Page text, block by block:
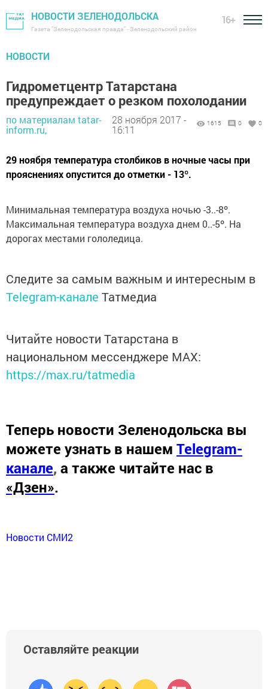
НОВОСТИ ЗЕЛЕНОДОЛЬСКА
Газета "Зеленодольская правда" - Зеленодольский район
16+
НОВОСТИ
Гидрометцентр Татарстана
предупреждает о резком похолодании
по материалам tatar-
inform.ru,
28 ноября 2017 -
16:11
1615 0 0
29 ноября температура столбиков в ночные часы при
прояснениях опустится до отметки - 13º.
Минимальная температура воздуха ночью -3..-8º.
Максимальная температура воздуха днем 0..-5º. На
дорогах местами гололедица.
Следите за самым важным и интересным в
Telegram-канале Татмедиа
Читайте новости Татарстана в
национальном мессенджере MАХ:
https://max.ru/tatmedia
Теперь новости Зеленодольска вы
можете узнать в нашем Telegram-
канале, а также читайте нас в
«Дзен».
Новости СМИ2
Оставляйте реакции